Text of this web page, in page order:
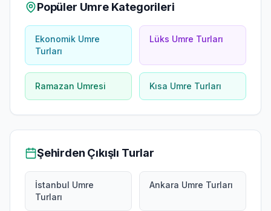
Popüler Umre Kategorileri
Ekonomik Umre
Turları
Lüks Umre Turları
Ramazan Umresi Kısa Umre Turları
Şehirden Çıkışlı Turlar
İstanbul Umre
Turları
Ankara Umre Turları